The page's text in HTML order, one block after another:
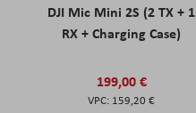
DJI Mic Mini 2S (2 TX + 1
RX + Charging Case)
199,00 €
159,20 €